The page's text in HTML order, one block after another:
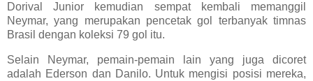
Dorival Junior kemudian sempat kembali memanggil
Neymar, yang merupakan pencetak gol terbanyak timnas
Brasil dengan koleksi 79 gol itu.
Selain Neymar, pemain-pemain lain yang juga dicoret
adalah Ederson dan Danilo. Untuk mengisi posisi mereka,